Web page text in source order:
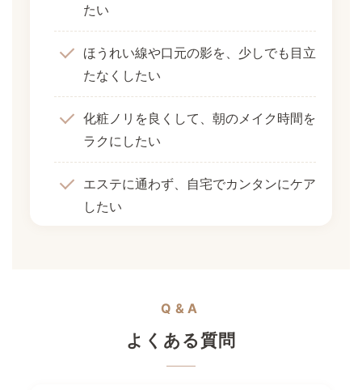
たい
ほうれい線や口元の影を、少しでも目立
たなくしたい
化粧ノリを良くして、朝のメイク時間を
ラクにしたい
エステに通わず、自宅でカンタンにケア
したい
Q&A
よくある質問